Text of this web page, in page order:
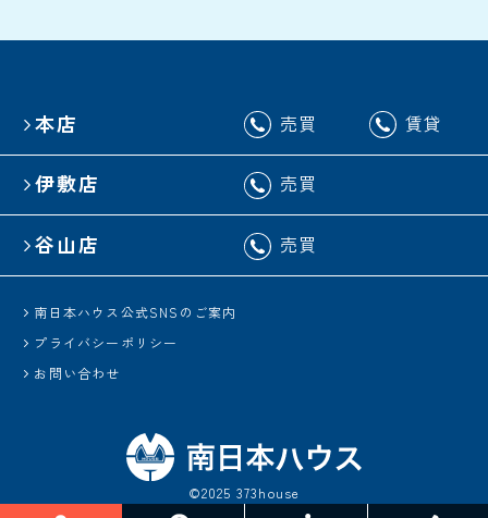
本店 売買 賃貸
伊敷店 売買
谷山店 売買
南日本ハウス公式SNSのご案内
プライバシーポリシー
お問い合わせ
©2025 373house